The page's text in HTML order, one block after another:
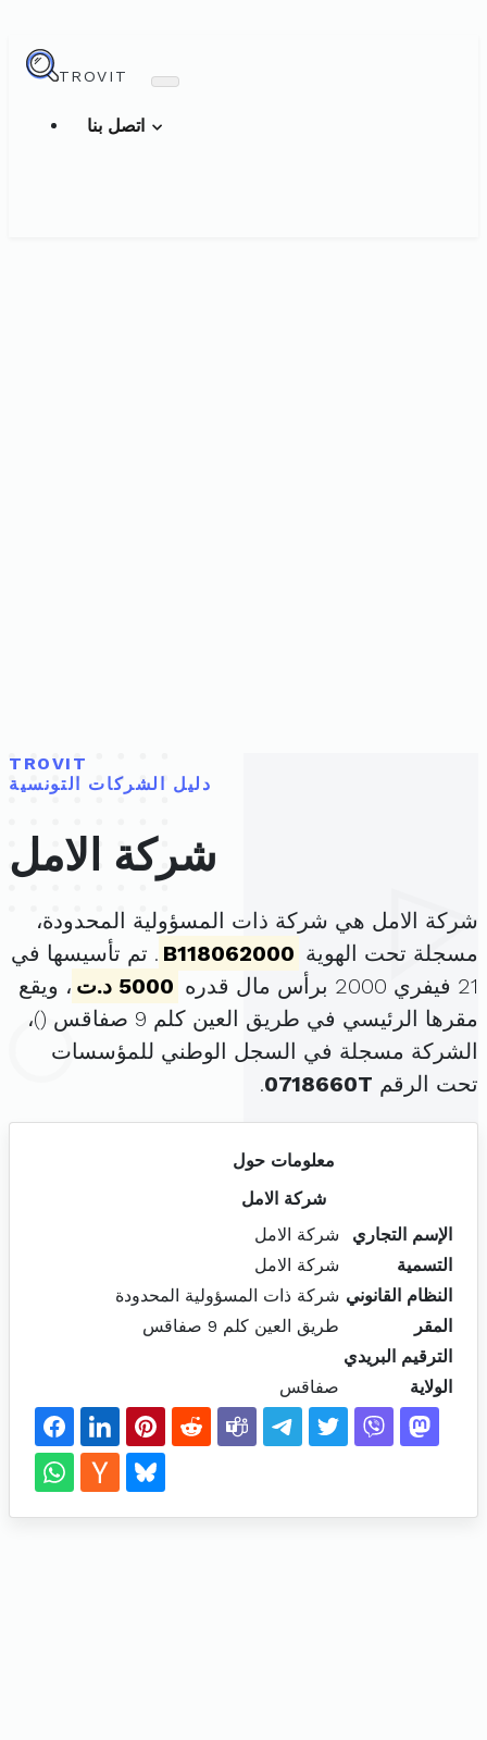
TROVIT
TROVIT
دليل الشركات التونسية
شركة الامل
شركة الامل هي شركة ذات المسؤولية المحدودة،
مسجلة تحت الهوية B118062000 . تم تأسيسها في
21 فيفري 2000 برأس مال قدره
5000 د.ت
، ويقع
مقرها الرئيسي في طريق العين كلم 9 صفاقس (
)،
الشركة مسجلة في السجل الوطني للمؤسسات
تحت الرقم 0718660T
.
معلومات حول
شركة الامل
الإسم التجاري
شركة الامل
التسمية
شركة الامل
النظام القانوني شركة ذات المسؤولية المحدودة
المقر
طريق العين كلم 9 صفاقس
الترقيم البريدي
الولاية
صفاقس